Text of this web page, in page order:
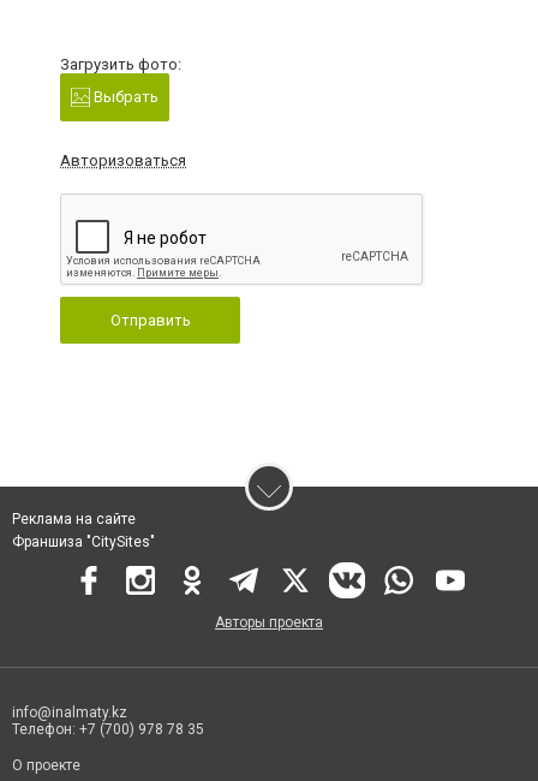
Загрузить фото:
Выбрать
Авторизоваться
Отправить
Реклама на сайте
Франшиза "CitySites"
Авторы проекта
info@inalmaty.kz
Телефон: +7 (700) 978 78 35
О проекте